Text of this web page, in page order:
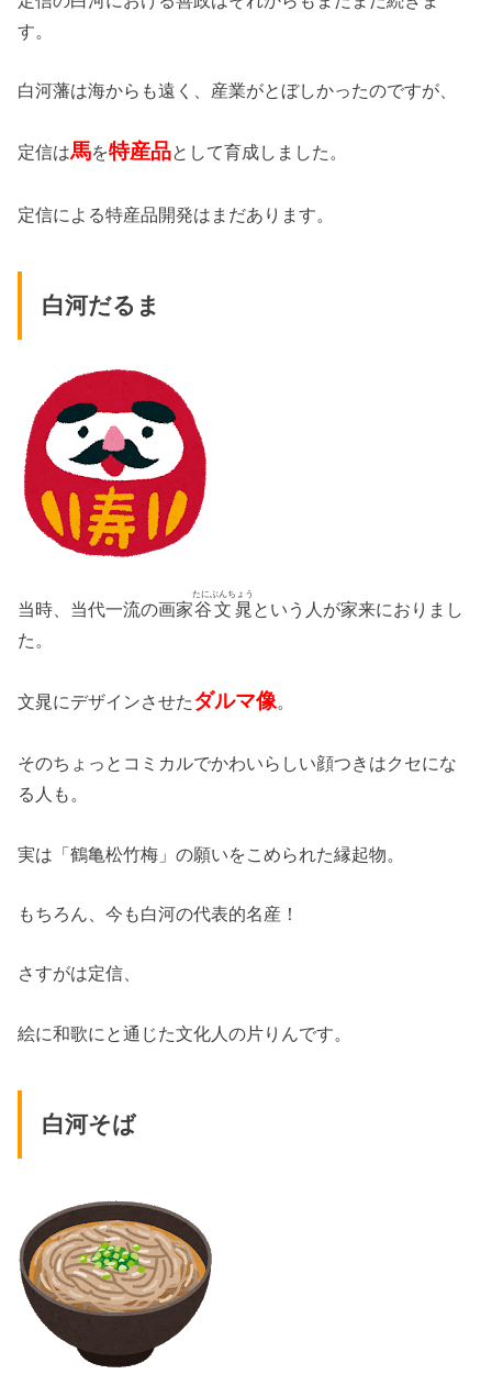
す。
白河藩は海からも遠く、産業がとぼしかったのですが、
定信は馬を特産品として育成しました。
定信による特産品開発はまだあります。
白河だるま
当時、当代一流の画家谷文晁
たにぶんちょう
という人が家来におりまし
た。
文晁にデザインさせたダルマ像。
そのちょっとコミカルでかわいらしい顔つきはクセにな
る人も。
実は「鶴亀松竹梅」の願いをこめられた縁起物。
もちろん、今も白河の代表的名産！
さすがは定信、
絵に和歌にと通じた文化人の片りんです。
白河そば